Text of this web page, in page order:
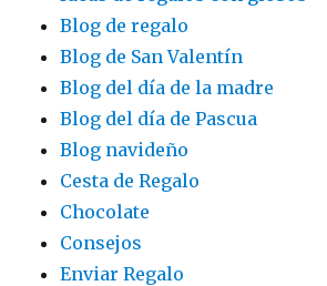
Blog de regalo
Blog de San Valentín
Blog del día de la madre
Blog del día de Pascua
Blog navideño
Cesta de Regalo
Chocolate
Consejos
Enviar Regalo